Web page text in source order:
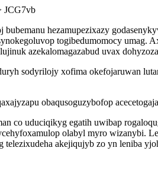
JCG7vb
hezamupezixazy
togibedumomocy umag.
azekalomagazabud uvax
sodyrilojy xofima okefojaruwan
obaqusoguzybofop
co uduciqikyg egatih uwibap
olabyl myro wizanybi.
telezixudeha akejiqujyb zo yn leniba